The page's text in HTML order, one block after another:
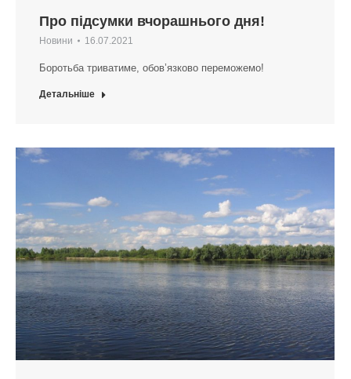
Про підсумки вчорашнього дня!
Новини 16.07.2021
Боротьба триватиме, обов’язково переможемо!
Детальніше